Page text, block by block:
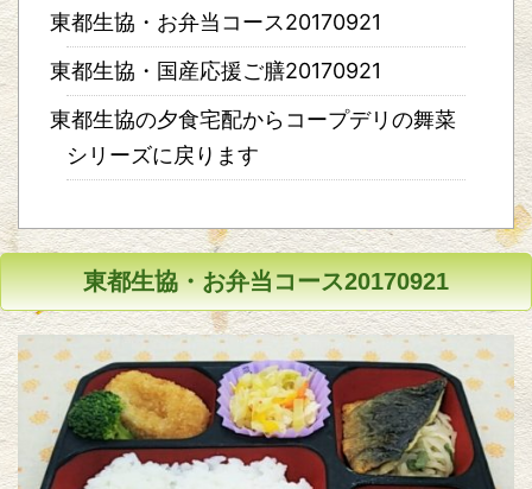
東都生協・お弁当コース20170921
東都生協・国産応援ご膳20170921
東都生協の夕食宅配からコープデリの舞菜
シリーズに戻ります
東都生協・お弁当コース20170921